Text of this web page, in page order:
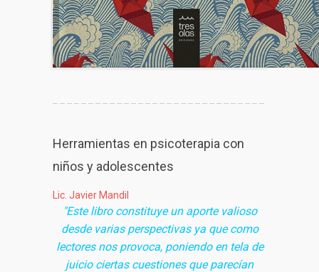
Herramientas en psicoterapia con
niños y adolescentes
Lic. Javier Mandil
"Este libro constituye un aporte valioso
desde varias perspectivas ya que como
lectores nos provoca, poniendo en tela de
juicio ciertas cuestiones que parecían